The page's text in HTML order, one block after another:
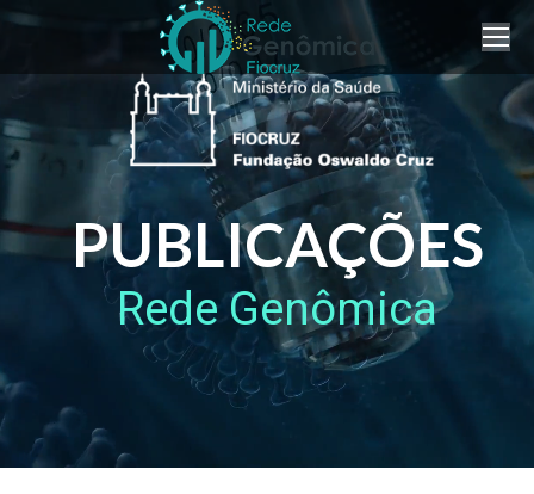
PUBLICAÇÕES
Rede Genômica